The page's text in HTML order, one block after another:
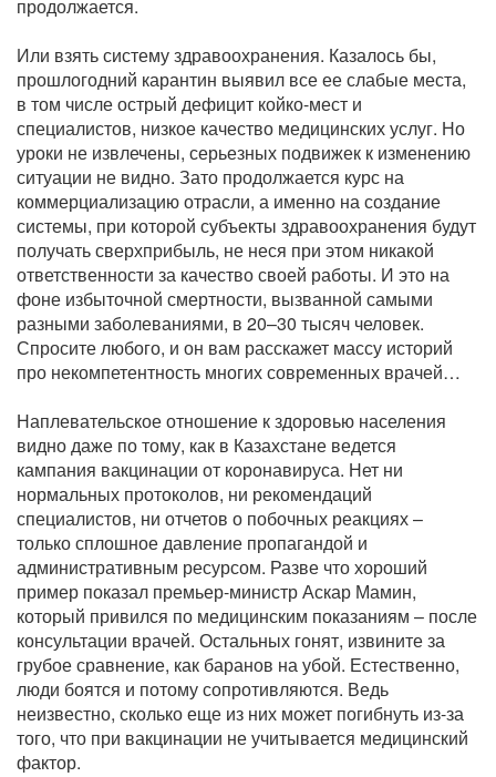
продолжается.
Или взять систему здравоохранения. Казалось бы,
прошлогодний карантин выявил все ее слабые места,
в том числе острый дефицит койко-мест и
специалистов, низкое качество медицинских услуг. Но
уроки не извлечены, серьезных подвижек к изменению
ситуации не видно. Зато продолжается курс на
коммерциализацию отрасли, а именно на создание
системы, при которой субъекты здравоохранения будут
получать сверхприбыль, не неся при этом никакой
ответственности за качество своей работы. И это на
фоне избыточной смертности, вызванной самыми
разными заболеваниями, в 20–30 тысяч человек.
Спросите любого, и он вам расскажет массу историй
про некомпетентность многих современных врачей…
Наплевательское отношение к здоровью населения
видно даже по тому, как в Казахстане ведется
кампания вакцинации от коронавируса. Нет ни
нормальных протоколов, ни рекомендаций
специалистов, ни отчетов о побочных реакциях –
только сплошное давление пропагандой и
административным ресурсом. Разве что хороший
пример показал премьер-министр Аскар Мамин,
который привился по медицинским показаниям – после
консультации врачей. Остальных гонят, извините за
грубое сравнение, как баранов на убой. Естественно,
люди боятся и потому сопротивляются. Ведь
неизвестно, сколько еще из них может погибнуть из-за
того, что при вакцинации не учитывается медицинский
фактор.